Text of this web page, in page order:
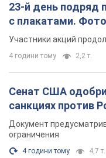
23-й день подряд
с плакатами.
Участники акций
4 години тому 2,2 т.
Сенат США
санкциях против
Документ
ограничения
4 години тому 4,7 т.